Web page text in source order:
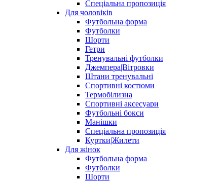
Спеціальна пропозиція
Для чоловіків
Футбольна форма
Футболки
Шорти
Гетри
Тренувальні футболки
Джемпера|Вітровки
Штани тренувальні
Спортивні костюми
Термобілизна
Спортивні аксесуари
Футбольні бокси
Манішки
Спеціальна пропозиція
Куртки|Жилети
Для жінок
Футбольна форма
Футболки
Шорти